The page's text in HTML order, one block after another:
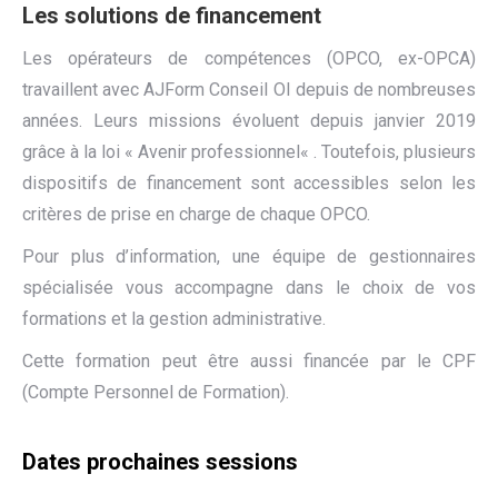
Les solutions de financement
Les opérateurs de compétences (OPCO, ex-OPCA)
travaillent avec AJForm Conseil OI depuis de nombreuses
années. Leurs missions évoluent depuis janvier 2019
grâce à la loi « Avenir professionnel« . Toutefois, plusieurs
dispositifs de financement sont accessibles selon les
critères de prise en charge de chaque OPCO.
Pour plus d’information, une équipe de gestionnaires
spécialisée vous accompagne dans le choix de vos
formations et la gestion administrative.
Cette formation peut être aussi financée par le CPF
(Compte Personnel de Formation).
Dates prochaines sessions